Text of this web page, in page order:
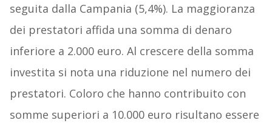
seguita dalla Campania (5,4%). La maggioranza
dei prestatori affida una somma di denaro
inferiore a 2.000 euro. Al crescere della somma
investita si nota una riduzione nel numero dei
prestatori. Coloro che hanno contribuito con
somme superiori a 10.000 euro risultano essere